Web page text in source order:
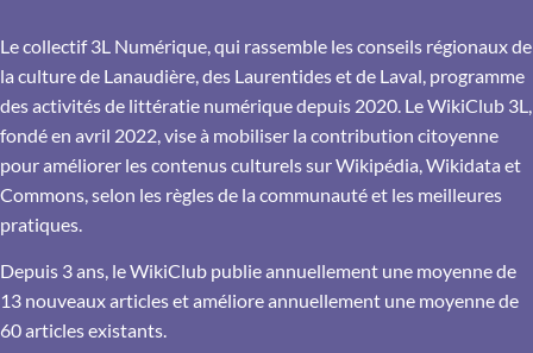
Le collectif 3L Numérique, qui rassemble les conseils régionaux de
la culture de Lanaudière, des Laurentides et de Laval, programme
des activités de littératie numérique depuis 2020. Le WikiClub 3L,
fondé en avril 2022, vise à mobiliser la contribution citoyenne
pour améliorer les contenus culturels sur Wikipédia, Wikidata et
Commons, selon les règles de la communauté et les meilleures
pratiques.
Depuis 3 ans, le WikiClub publie annuellement une moyenne de
13 nouveaux articles et améliore annuellement une moyenne de
60 articles existants.